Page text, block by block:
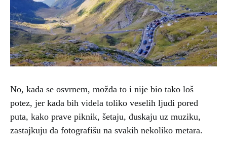
No, kada se osvrnem, možda to i nije bio tako loš
potez, jer kada bih videla toliko veselih ljudi pored
puta, kako prave piknik, šetaju, đuskaju uz muziku,
zastajkuju da fotografišu na svakih nekoliko metara.